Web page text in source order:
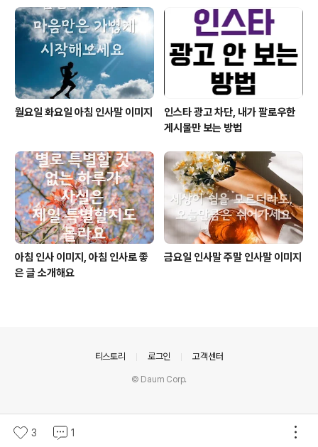
고 물어보는 경우가 많은데요. 바로 가격 협상이 가능하냐
는 말입니다. 구매자 입장에서는 당연히 가격을 깎아줄 수
있겠냐고 묻는 것이지요. 그래서 판매자가 게시글을 올릴
때 ‘네고 불가’라고 말머리를 ..
월요일 화요일 아침 인사말 이미지
인스타 광고 차단, 내가 팔로우한
게시물만 보는 방법
아침 인사 이미지, 아침 인사로 좋
은 글 소개해요
금요일 인사말 주말 인사말 이미지
3 1
티스토리 로그인 고객센터
© Daum Corp.